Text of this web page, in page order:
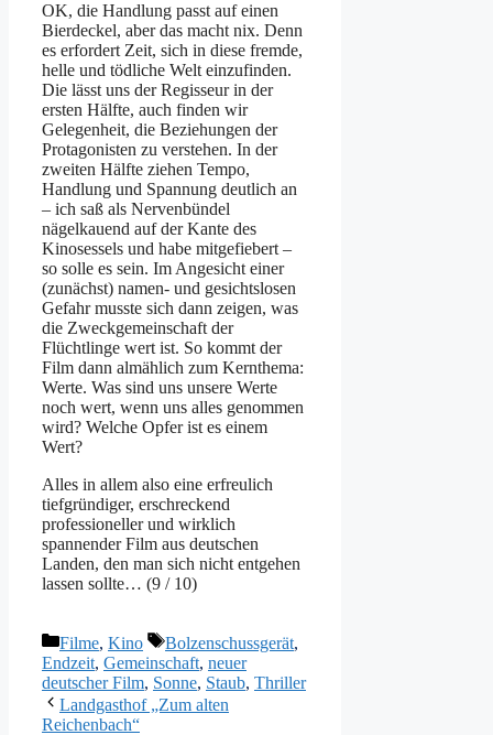
OK, die Handlung passt auf einen
Bierdeckel, aber das macht nix. Denn
es erfordert Zeit, sich in diese fremde,
helle und tödliche Welt einzufinden.
Die lässt uns der Regisseur in der
ersten Hälfte, auch finden wir
Gelegenheit, die Beziehungen der
Protagonisten zu verstehen. In der
zweiten Hälfte ziehen Tempo,
Handlung und Spannung deutlich an
– ich saß als Nervenbündel
nägelkauend auf der Kante des
Kinosessels und habe mitgefiebert –
so solle es sein. Im Angesicht einer
(zunächst) namen- und gesichtslosen
Gefahr musste sich dann zeigen, was
die Zweckgemeinschaft der
Flüchtlinge wert ist. So kommt der
Film dann almählich zum Kernthema:
Werte. Was sind uns unsere Werte
noch wert, wenn uns alles genommen
wird? Welche Opfer ist es einem
Wert?
Alles in allem also eine erfreulich
tiefgründiger, erschreckend
professioneller und wirklich
spannender Film aus deutschen
Landen, den man sich nicht entgehen
lassen sollte… (9 / 10)
Kategorien
Filme, Kino Schlagwörter
Bolzenschussgerät,
Endzeit, Gemeinschaft, neuer
deutscher Film, Sonne, Staub, Thriller
Landgasthof „Zum alten
Reichenbach“